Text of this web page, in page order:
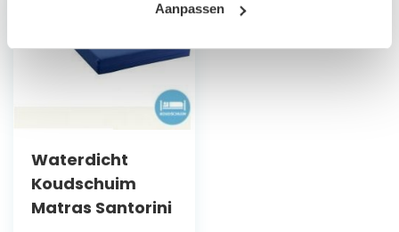
Aanpassen
Waterdicht
Koudschuim
Matras Santorini